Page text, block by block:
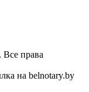
Все права
на belnotary.by